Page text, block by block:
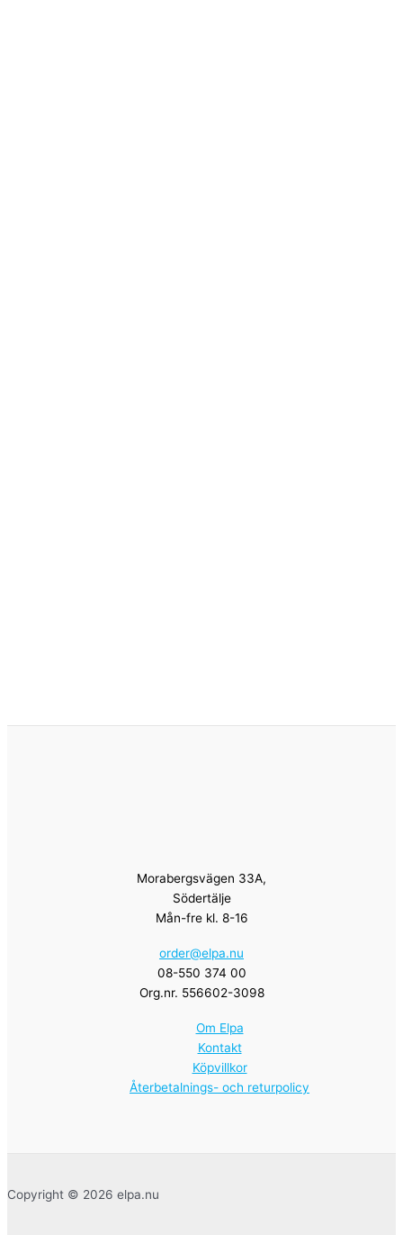
Morabergsvägen 33A,
Södertälje
Mån-fre kl. 8-16
order@elpa.nu
08-550 374 00
Org.nr. 556602-3098
Om Elpa
Kontakt
Köpvillkor
Återbetalnings- och returpolicy
Copyright © 2026 elpa.nu